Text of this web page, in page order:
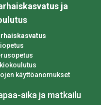
ja
käyttöanomukset
aika ja matkailu